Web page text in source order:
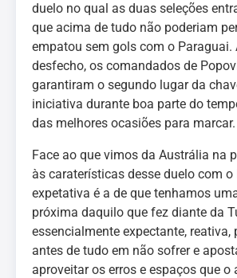
duelo no qual as duas seleções
que acima de tudo não poderiam
empatou sem gols com o Paraguai.
desfecho, os comandados de
garantiram o segundo lugar da
iniciativa durante boa parte do
das melhores ocasiões para marcar.
Face ao que vimos da Austrália na
às caraterísticas desse duelo com o
expetativa é a de que tenhamos
próxima daquilo que fez diante da
essencialmente expectante, reativa,
antes de tudo em não sofrer e
aproveitar os erros e espaços que o